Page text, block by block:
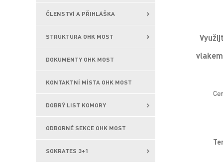
ČLENSTVÍ A PŘIHLÁŠKA
STRUKTURA OHK MOST
DOKUMENTY OHK MOST
KONTAKTNÍ MÍSTA OHK MOST
DOBRÝ LIST KOMORY
ODBORNÉ SEKCE OHK MOST
SOKRATES 3+1